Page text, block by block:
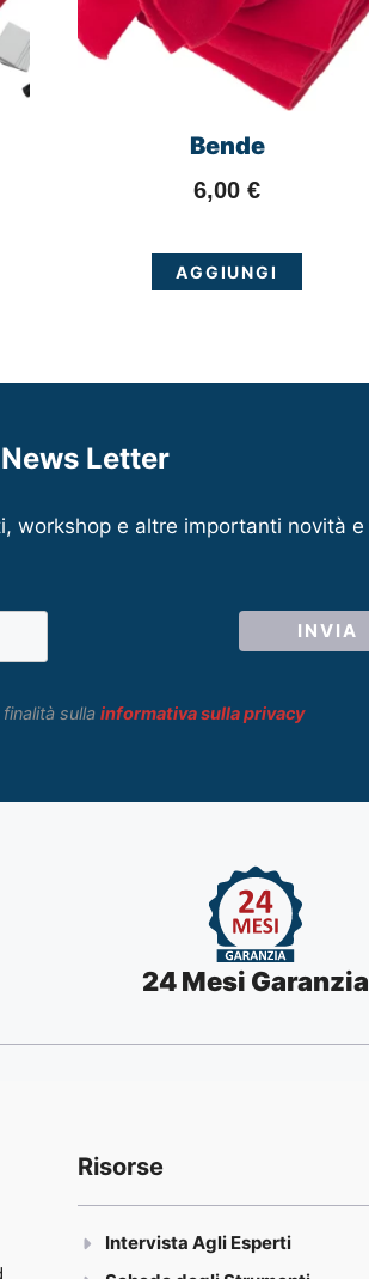
Bende
6,00 €
AGGIUNGI
Letter
workshop e altre importanti novità e
sullainformativa sulla privacy
24 Mesi Garanzia
Risorse
Intervista Agli Esperti